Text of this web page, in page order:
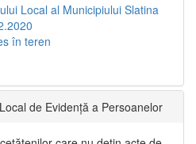
Local al Municipiului Slatina
în teren
de Evidență a Persoanelor